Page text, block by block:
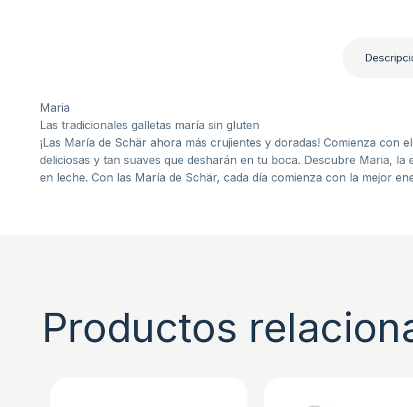
Maria
Las tradicionales galletas maría sin gluten
¡Las María de Schär ahora más crujientes y doradas! Comienza con
deliciosas y tan suaves que desharán en tu boca. Descubre Maria,
en leche. Con las María de Schär, cada día comienza con la mejor
Productos